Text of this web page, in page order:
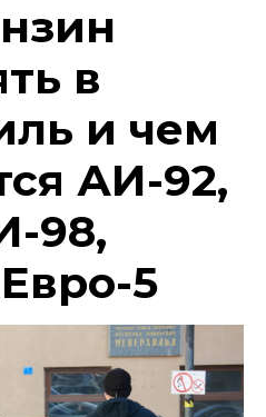
в
и чем
АИ-92,
98,
5